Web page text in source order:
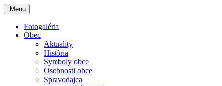
Menu
Fotogaléria
Obec
Aktuality
História
Symboly obce
Osobnosti obce
Spravodajca